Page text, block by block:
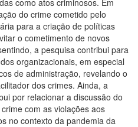
do crime cometido pelo
para a criação de políticas
o cometimento de novos
a pesquisa contribui para
organizacionais, em especial
de administração, revelando o
dos crimes. Ainda, a
por relacionar a discussão do
com as violações aos
no contexto da pandemia da